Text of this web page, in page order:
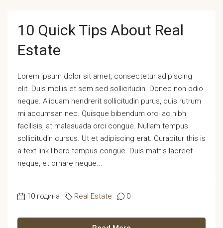
10 Quick Tips About Real
Estate
Lorem ipsum dolor sit amet, consectetur adipiscing
elit. Duis mollis et sem sed sollicitudin. Donec non odio
neque. Aliquam hendrerit sollicitudin purus, quis rutrum
mi accumsan nec. Quisque bibendum orci ac nibh
facilisis, at malesuada orci congue. Nullam tempus
sollicitudin cursus. Ut et adipiscing erat. Curabitur this is
a text link libero tempus congue. Duis mattis laoreet
neque, et ornare neque...
10 година Real Estate 0